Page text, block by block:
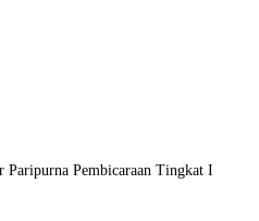
Paripurna Pembicaraan Tingkat I